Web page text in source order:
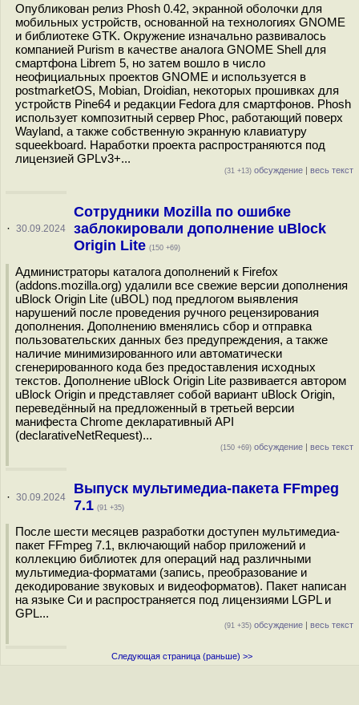
Опубликован релиз Phosh 0.42, экранной оболочки для
мобильных устройств, основанной на технологиях GNOME
и библиотеке GTK. Окружение изначально развивалось
компанией Purism в качестве аналога GNOME Shell для
смартфона Librem 5, но затем вошло в число
неофициальных проектов GNOME и используется в
postmarketOS, Mobian, Droidian, некоторых прошивках для
устройств Pine64 и редакции Fedora для смартфонов. Phosh
использует композитный сервер Phoc, работающий поверх
Wayland, а также собственную экранную клавиатуру
squeekboard. Наработки проекта распространяются под
лицензией GPLv3+...
(31 +13) обсуждение | весь текст
· 30.09.2024
Сотрудники Mozilla по ошибке
заблокировали дополнение uBlock
Origin Lite (150 +69)
Администраторы каталога дополнений к Firefox
(addons.mozilla.org) удалили все свежие версии дополнения
uBlock Origin Lite (uBOL) под предлогом выявления
нарушений после проведения ручного рецензирования
дополнения. Дополнению вменялись сбор и отправка
пользовательских данных без предупреждения, а также
наличие минимизированного или автоматически
сгенерированного кода без предоставления исходных
текстов. Дополнение uBlock Origin Lite развивается автором
uBlock Origin и представляет собой вариант uBlock Origin,
переведённый на предложенный в третьей версии
манифеста Chrome декларативный API
(declarativeNetRequest)...
(150 +69) обсуждение | весь текст
· 30.09.2024
Выпуск мультимедиа-пакета FFmpeg
7.1 (91 +35)
После шести месяцев разработки доступен мультимедиа-
пакет FFmpeg 7.1, включающий набор приложений и
коллекцию библиотек для операций над различными
мультимедиа-форматами (запись, преобразование и
декодирование звуковых и видеоформатов). Пакет написан
на языке Си и распространяется под лицензиями LGPL и
GPL...
(91 +35) обсуждение | весь текст
Следующая страница (раньше) >>